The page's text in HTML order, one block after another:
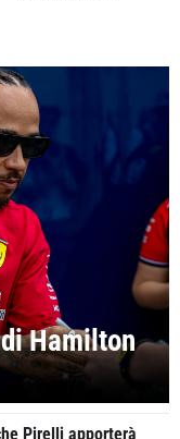
Hamilton
Pirelli apporterà